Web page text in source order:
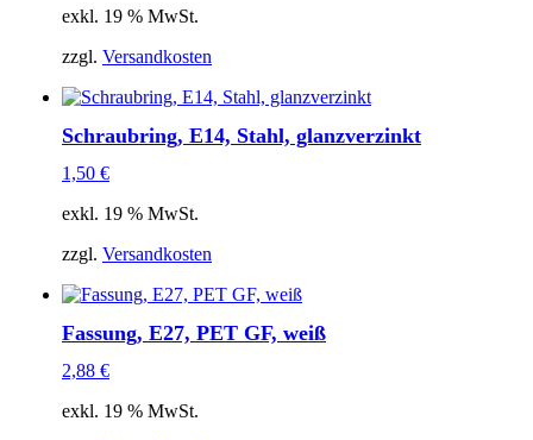
exkl. 19 % MwSt.
zzgl. Versandkosten
Schraubring, E14, Stahl, glanzverzinkt
1,50 €
exkl. 19 % MwSt.
zzgl. Versandkosten
Fassung, E27, PET GF, weiß
2,88 €
exkl. 19 % MwSt.